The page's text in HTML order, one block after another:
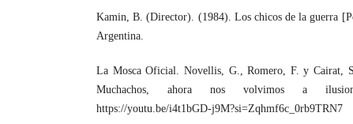
Kamin, B. (Director). (1984). Los chicos de la guerra
Argentina.
La Mosca Oficial. Novellis, G., Romero, F. y Cairat,
Muchachos, ahora nos volvimos a
https://youtu.be/i4t1bGD-j9M?si=Zqhmf6c_0rb9TRN7